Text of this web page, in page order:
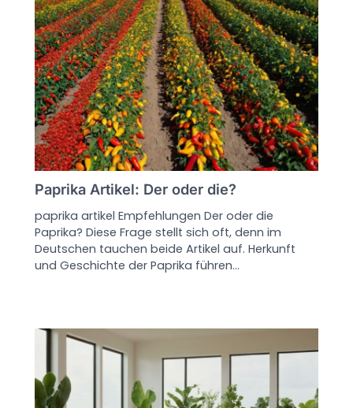
Paprika Artikel: Der oder die?
paprika artikel Empfehlungen Der oder die
Paprika? Diese Frage stellt sich oft, denn im
Deutschen tauchen beide Artikel auf. Herkunft
und Geschichte der Paprika führen…